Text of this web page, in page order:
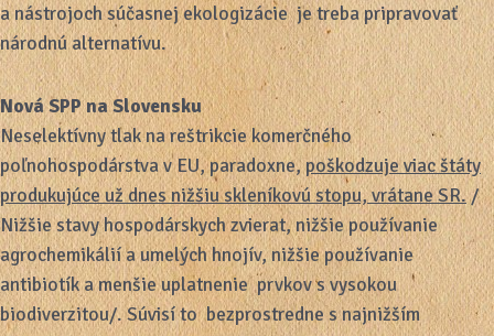
a nástrojoch súčasnej ekologizácie je treba pripravovať
národnú alternatívu.
Nová SPP na Slovensku
Neselektívny tlak na reštrikcie komerčného
poľnohospodárstva v EU, paradoxne,poškodzuje viac štáty
produkujúce už dnes nižšiu skleníkovú stopu, vrátane SR./
Nižšie stavy hospodárskych zvierat, nižšie používanie
agrochemikálií a umelých hnojív, nižšie používanie
antibiotík a menšie uplatnenie prvkov s vysokou
biodiverzitou/. Súvisí to bezprostredne s najnižším